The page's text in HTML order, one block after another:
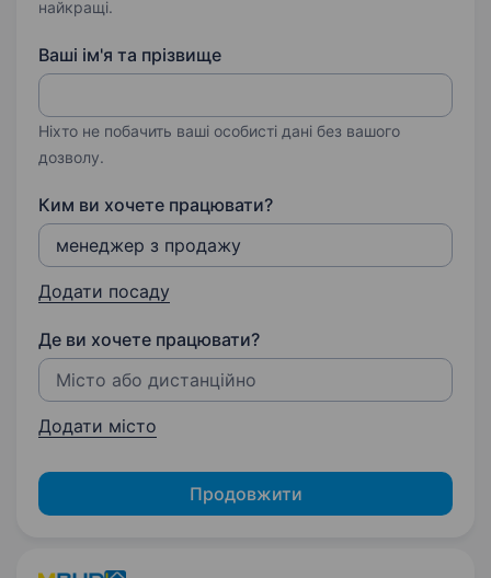
найкращі.
Ваші ім'я та прізвище
Ніхто не побачить ваші особисті дані без вашого
дозволу.
Ким ви хочете працювати?
Додати посаду
Де ви хочете працювати?
Додати місто
Продовжити